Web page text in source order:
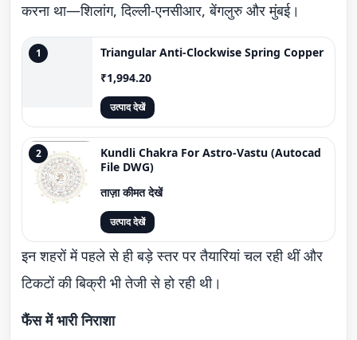
करना था—शिलांग, दिल्ली-एनसीआर, बेंगलुरु और मुंबई।
1
Triangular Anti-Clockwise Spring Copper
₹1,994.20
उत्पाद देखें
2
Kundli Chakra For Astro-Vastu (Autocad
File DWG)
ताज़ा कीमत देखें
उत्पाद देखें
इन शहरों में पहले से ही बड़े स्तर पर तैयारियां चल रही थीं और
टिकटों की बिक्री भी तेजी से हो रही थी।
फैंस में भारी निराशा